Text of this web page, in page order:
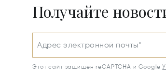
Получайте
Адрес электронной почты*
Этот сайт защищен reCAPTCHA и Google